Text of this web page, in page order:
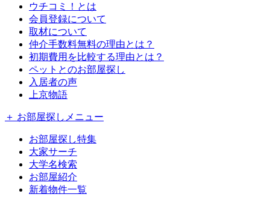
ウチコミ！とは
会員登録について
取材について
仲介手数料無料の理由とは？
初期費用を比較する理由とは？
ペットとのお部屋探し
入居者の声
上京物語
＋ お部屋探しメニュー
お部屋探し特集
大家サーチ
大学名検索
お部屋紹介
新着物件一覧